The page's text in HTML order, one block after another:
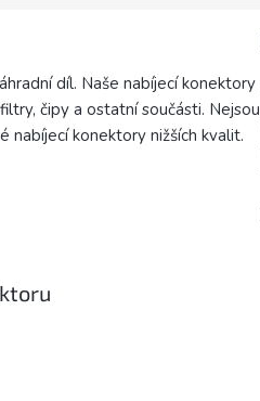
díl. Naše nabíjecí konektory
čipy a ostatní součásti. Nejsou
konektory nižších kvalit.